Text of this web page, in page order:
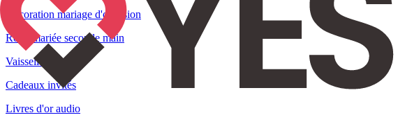
Décoration mariage d'occasion
Robe mariée seconde main
Vaisselle
Cadeaux invités
Livres d'or audio